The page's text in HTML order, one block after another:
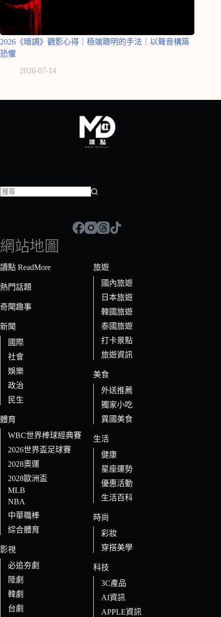
2026《暗調》觀影心得｜極端聰明的手法｜以聲音構築
恐懼
2026-07-14
符
合
條
的
果
網站地圖
讀點 ReadMore
熱門話題
奇聞趣事
新聞
國際
社會
娛樂
政治
民生
體育
WBC世界棒球經典賽
2026世界盃足球賽
2028奧運
2028歐洲盃
MLB
NBA
中華職棒
綜合體育
影視
必追夯劇
陸劇
韓劇
台劇
旅遊
國內旅遊
日本旅遊
韓國旅遊
泰國旅遊
打卡景點
旅遊資訊
美食
外送推薦
獨家小吃
異國美食
生活
健康
星座運勢
優惠活動
生活百科
時尚
彩妝
穿搭美學
科技
3C產品
AI資訊
APPLE資訊